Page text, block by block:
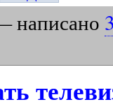
написано